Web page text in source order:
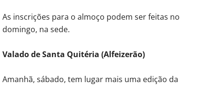
As inscrições para o almoço podem ser feitas no
domingo, na sede.
Valado de Santa Quitéria (Alfeizerão)
Amanhã, sábado, tem lugar mais uma edição da